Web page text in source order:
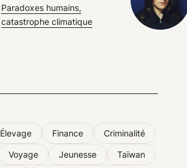
Paradoxes humains,
catastrophe climatique
Élevage Finance Criminalité
Voyage Jeunesse Taïwan